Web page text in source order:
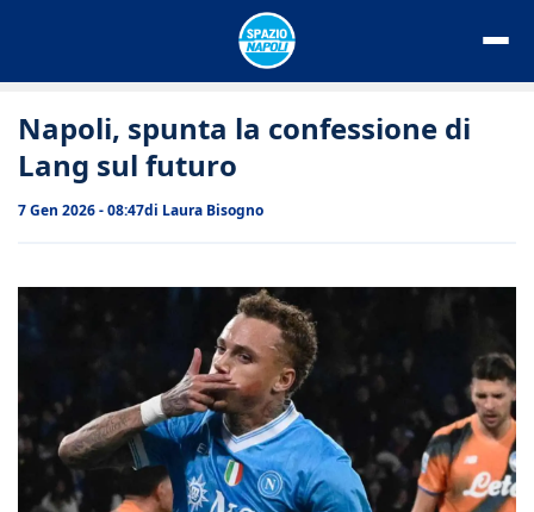
Napoli, spunta la confessione di
Lang sul futuro
7 Gen 2026 - 08:47di Laura Bisogno